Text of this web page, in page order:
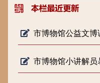
市博物馆公益文博课
市博物馆小讲解